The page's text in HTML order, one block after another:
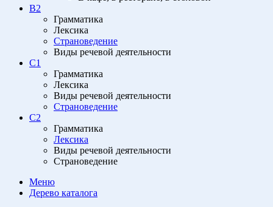
B2
Грамматика
Лексика
Страноведение
Виды речевой деятельности
C1
Грамматика
Лексика
Виды речевой деятельности
Страноведение
C2
Грамматика
Лексика
Виды речевой деятельности
Страноведение
Меню
Дерево каталога